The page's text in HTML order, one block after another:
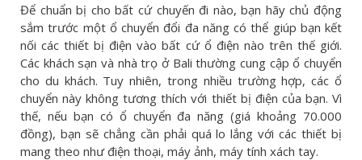
Để chuẩn bị cho bất cứ chuyến đi nào, bạn hãy chủ động
sắm trước một ổ chuyển đổi đa năng có thể giúp bạn kết
nối các thiết bị điện vào bất cứ ổ điện nào trên thế giới.
Các khách sạn và nhà trọ ở Bali thường cung cập ổ chuyển
cho du khách. Tuy nhiên, trong nhiều trường hợp, các ổ
chuyển này không tương thích với thiết bị điện của bạn. Vì
thế, nếu bạn có ổ chuyển đa năng (giá khoảng 70.000
đồng), bạn sẽ chẳng cần phải quá lo lắng với các thiết bị
mang theo như điện thoại, máy ảnh, máy tính xách tay.